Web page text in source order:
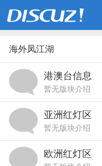
海外凤江湖
港澳台信息
暂无版块介绍
亚洲红灯区
暂无版块介绍
欧洲红灯区